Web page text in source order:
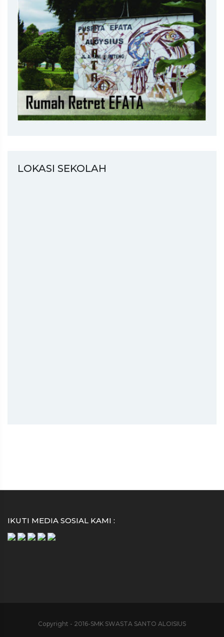
LOKASI SEKOLAH
IKUTI MEDIA SOSIAL KAMI :
Copyright - 2016-SMK SWASTA SANTO ALOISIUS